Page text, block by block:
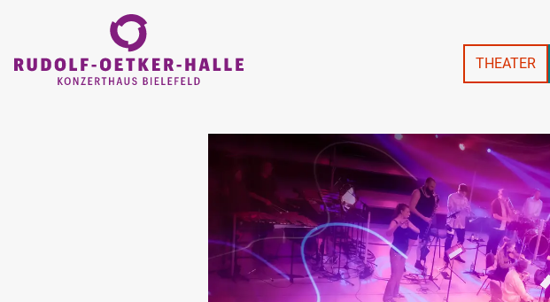
ZUM HAUPTINHALT SPRINGEN
THEATER